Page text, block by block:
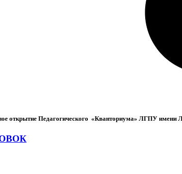
открытие Педагогического «Кванториума» ЛГПУ